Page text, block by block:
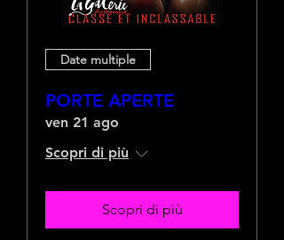
Date multiple
PORTE APERTE
ven 21 ago
Scopri di più
Scopri di più